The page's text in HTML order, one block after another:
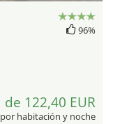
96%
de 122,40 EUR
por habitación y noche